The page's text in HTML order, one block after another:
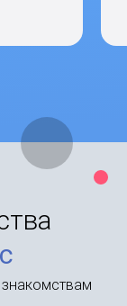
знакомствам